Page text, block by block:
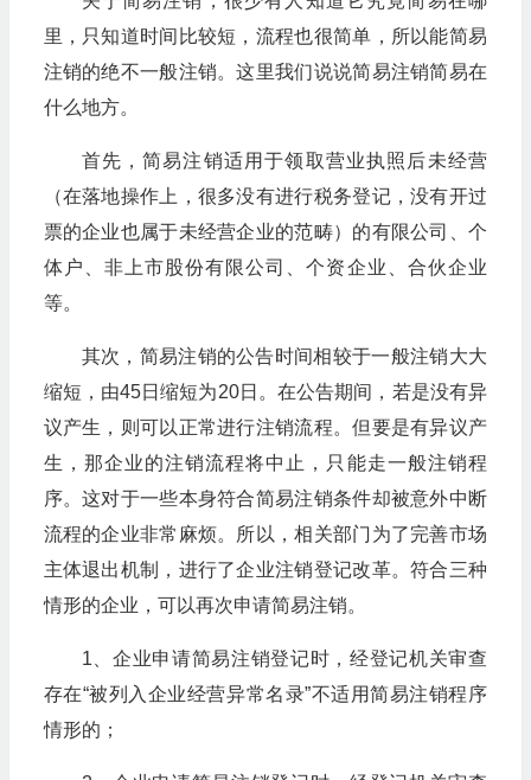
里，只知道时间比较短，流程也很简单，所以能简易
注销的绝不一般注销。这里我们说说简易注销简易在
什么地方。
首先，简易注销适用于领取营业执照后未经营
（在落地操作上，很多没有进行税务登记，没有开过
票的企业也属于未经营企业的范畴）的有限公司、个
体户、非上市股份有限公司、个资企业、合伙企业
等。
其次，简易注销的公告时间相较于一般注销大大
缩短，由45日缩短为20日。在公告期间，若是没有异
议产生，则可以正常进行注销流程。但要是有异议产
生，那企业的注销流程将中止，只能走一般注销程
序。这对于一些本身符合简易注销条件却被意外中断
流程的企业非常麻烦。所以，相关部门为了完善市场
主体退出机制，进行了企业注销登记改革。符合三种
情形的企业，可以再次申请简易注销。
​1、企业申请简易注销登记时，经登记机关审查
存在“被列入企业经营异常名录”不适用简易注销程序
情形的；